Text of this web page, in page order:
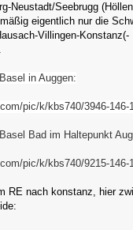
Neustadt/Seebrugg
eigentlich nur die
Villingen-Konstanz(-
in Auggen:
Bad im Haltepunkt
RE nach konstanz, hier